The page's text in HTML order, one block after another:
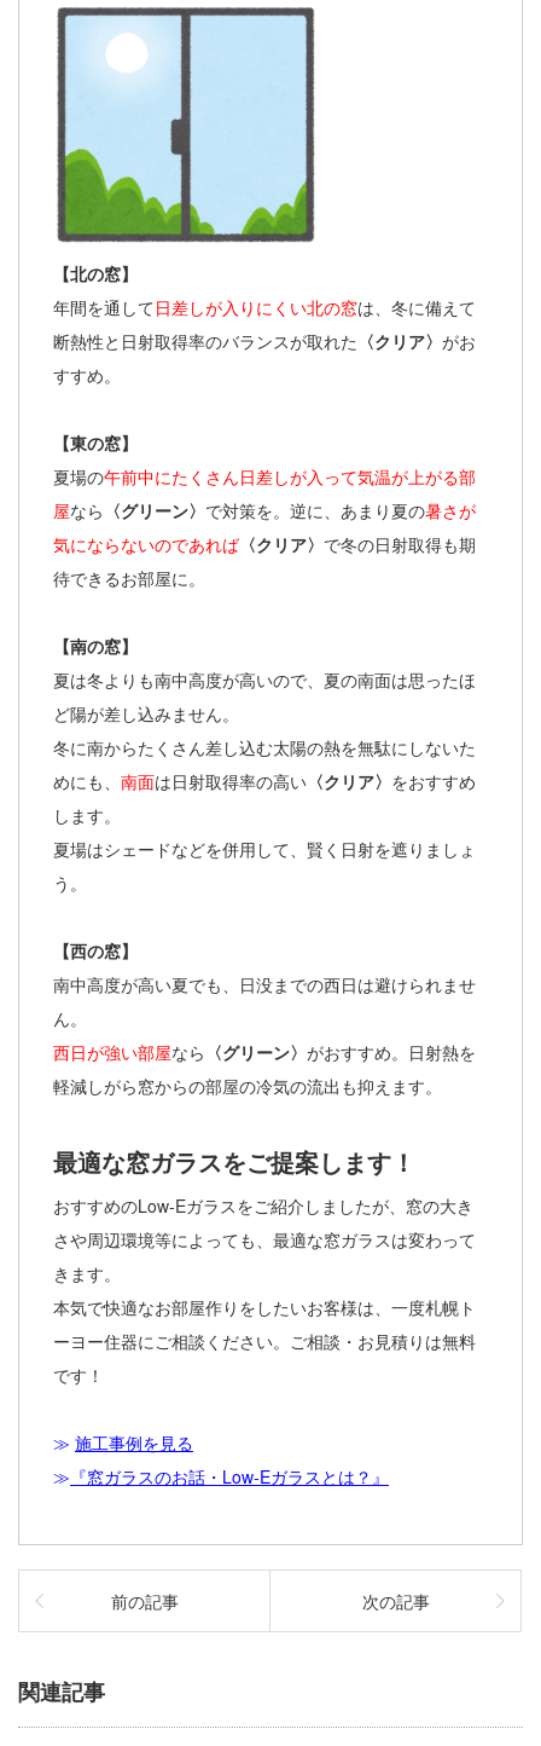
【北の窓】
年間を通して日差しが入りにくい北の窓は、冬に備えて
断熱性と日射取得率のバランスが取れた 〈クリア〉 がお
すすめ。
【東の窓】
夏場の午前中にたくさん日差しが入って気温が上がる部
屋なら 〈グリーン〉 で対策を。逆に、あまり夏の暑さが
気にならないのであれば〈クリア〉 で冬の日射取得も期
待できるお部屋に。
【南の窓】
夏は冬よりも南中高度が高いので、夏の南面は思ったほ
ど陽が差し込みません。
冬に南からたくさん差し込む太陽の熱を無駄にしないた
めにも、 南面は日射取得率の高い 〈クリア〉 をおすすめ
します。
夏場はシェードなどを併用して、賢く日射を遮りましょ
う。
【西の窓】
南中高度が高い夏でも、日没までの西日は避けられませ
ん。
西日が強い部屋なら 〈グリーン〉 がおすすめ。日射熱を
軽減しがら窓からの部屋の冷気の流出も抑えます。
最適な窓ガラスをご提案します！
おすすめのLow-Eガラスをご紹介しましたが、窓の大き
さや周辺環境等によっても、最適な窓ガラスは変わって
きます。
本気で快適なお部屋作りをしたいお客様は、一度札幌ト
ーヨー住器にご相談ください。ご相談・お見積りは無料
です！
≫ 施工事例を見る
≫ 『窓ガラスのお話・Low-Eガラスとは？』
前の記事 次の記事
関連記事